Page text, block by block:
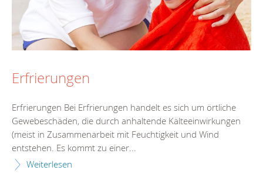
Erfrierungen
Erfrierungen Bei Erfrierungen handelt es sich um örtliche
Gewebeschäden, die durch anhaltende Kälteeinwirkungen
(meist in Zusammenarbeit mit Feuchtigkeit und Wind
entstehen. Es kommt zu einer...
Weiterlesen